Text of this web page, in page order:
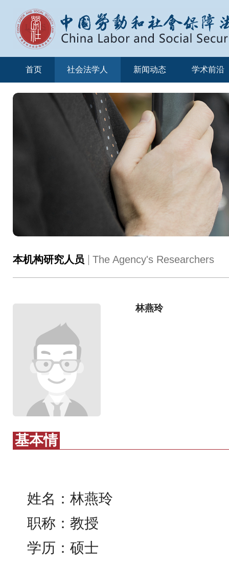
首页 社会法学人 新闻动态 学术前沿
本机构研究人员 The Agency's Researchers
林燕玲
基本情
姓名：林燕玲
职称：教授
学历：硕士